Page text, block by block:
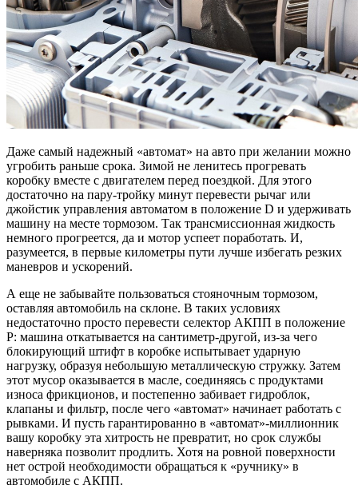
Даже самый надежный «автомат» на авто при желании можно
угробить раньше срока. Зимой не ленитесь прогревать
коробку вместе с двигателем перед поездкой. Для этого
достаточно на пару-тройку минут перевести рычаг или
джойстик управления автоматом в положение D и удерживать
машину на месте тормозом. Так трансмиссионная жидкость
немного прогреется, да и мотор успеет поработать. И,
разумеется, в первые километры пути лучше избегать резких
маневров и ускорений.
А еще не забывайте пользоваться стояночным тормозом,
оставляя автомобиль на склоне. В таких условиях
недостаточно просто перевести селектор АКПП в положение
P: машина откатывается на сантиметр-другой, из-за чего
блокирующий штифт в коробке испытывает ударную
нагрузку, образуя небольшую металлическую стружку. Затем
этот мусор оказывается в масле, соединяясь с продуктами
износа фрикционов, и постепенно забивает гидроблок,
клапаны и фильтр, после чего «автомат» начинает работать с
рывками. И пусть гарантированно в «автомат»-миллионник
вашу коробку эта хитрость не превратит, но срок службы
наверняка позволит продлить. Хотя на ровной поверхности
нет острой необходимости обращаться к «ручнику» в
автомобиле с АКПП.